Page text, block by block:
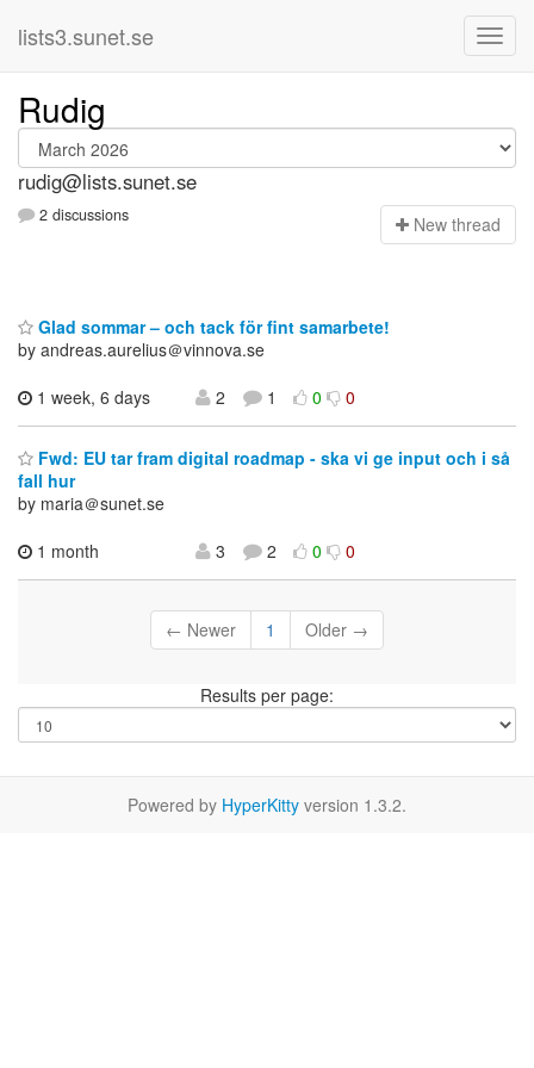
lists3.sunet.se
Rudig
rudig@lists.sunet.se
2 discussions New thread
Glad sommar – och tack för fint samarbete!
by andreas.aurelius＠vinnova.se
1 week, 6 days
2 1 0 0
Fwd: EU tar fram digital roadmap - ska vi ge input och i så
fall hur
by maria＠sunet.se
1 month
3 2 0 0
← Newer 1 Older →
Results per page:
Powered by HyperKitty version 1.3.2.